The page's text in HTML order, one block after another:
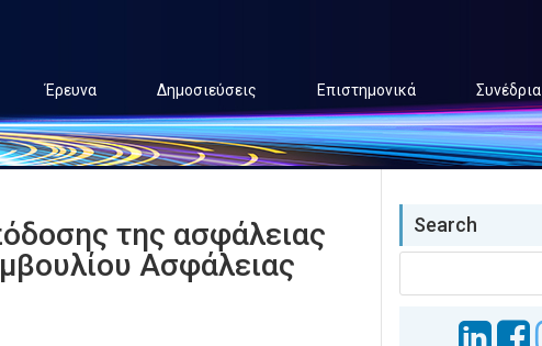
Έρευνα Δημοσιεύσεις Επιστημονικά Συνέδρια
της ασφάλειας
Ασφάλειας
Search